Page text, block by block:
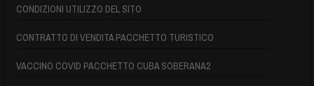
CONDIZIONI UTILIZZO DEL SITO
CONTRATTO DI VENDITA PACCHETTO TURISTICO
VACCINO COVID PACCHETTO CUBA SOBERANA2